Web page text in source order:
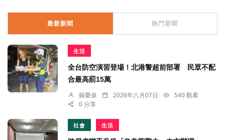
最新新聞 熱門新聞
生活
全台防空演習登場！北港警超前部署 民眾不配
合最高罰15萬
蘇榮泉 2026年八月07日
540 觀看
0 分享
社會 生活